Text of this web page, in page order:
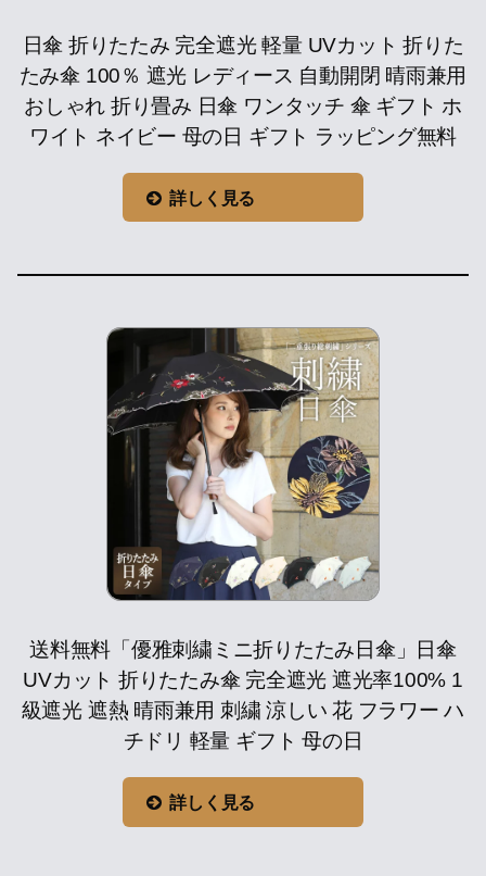
日傘 折りたたみ 完全遮光 軽量 UVカット 折りた
たみ傘 100％ 遮光 レディース 自動開閉 晴雨兼用
おしゃれ 折り畳み 日傘 ワンタッチ 傘 ギフト ホ
ワイト ネイビー 母の日 ギフト ラッピング無料
詳しく見る
送料無料「優雅刺繍ミニ折りたたみ日傘」日傘
UVカット 折りたたみ傘 完全遮光 遮光率100% 1
級遮光 遮熱 晴雨兼用 刺繍 涼しい 花 フラワー ハ
チドリ 軽量 ギフト 母の日
詳しく見る